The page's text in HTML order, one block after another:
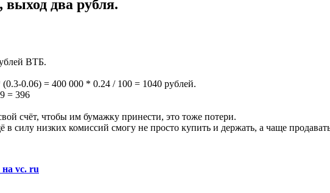
два рубля.
ВТБ.
0.06) = 400 000 * 0.24 / 100 = 1040 рублей.
= 396
счёт, чтобы им бумажку принести, это тоже потери.
силу низких комиссий смогу не просто купить и держать, а чаще
vc. ru